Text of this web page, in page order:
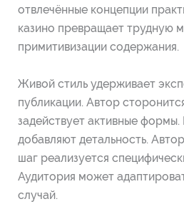
отвлечённые концепции
казино превращает трудную
примитивизации содержания.
Живой стиль удерживает
публикации. Автор
задействует активные
добавляют детальность.
шаг реализуется
Аудитория может
случай.